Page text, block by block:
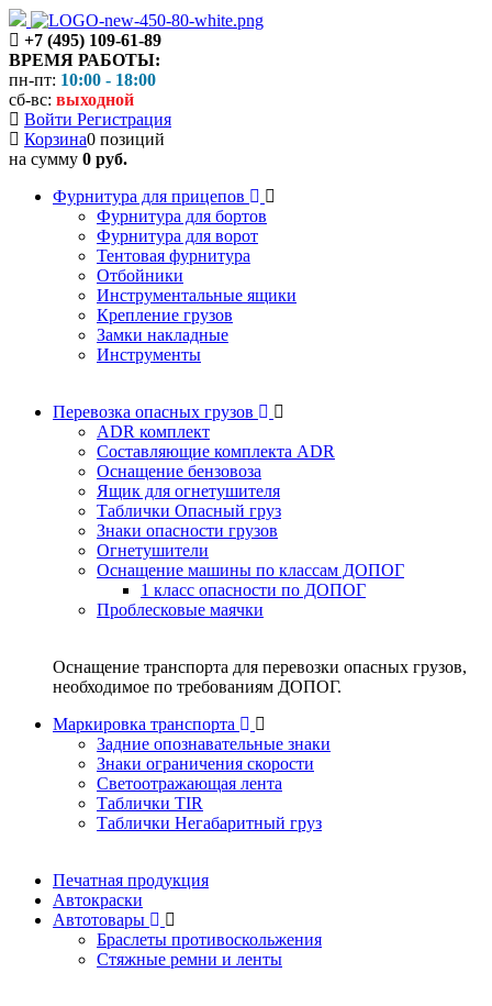
+7 (495) 109-61-89
ВРЕМЯ РАБОТЫ:
пн-пт: 10:00 - 18:00
сб-вс: выходной
Войти Регистрация
Корзина0 позиций
на сумму 0 руб.
Фурнитура для прицепов
Фурнитура для бортов
Фурнитура для ворот
Тентовая фурнитура
Отбойники
Инструментальные ящики
Крепление грузов
Замки накладные
Инструменты
Перевозка опасных грузов
ADR комплект
Составляющие комплекта ADR
Оснащение бензовоза
Ящик для огнетушителя
Таблички Опасный груз
Знаки опасности грузов
Огнетушители
Оснащение машины по классам ДОПОГ
1 класс опасности по ДОПОГ
Проблесковые маячки
Оснащение транспорта для перевозки опасных грузов,
необходимое по требованиям ДОПОГ.
Маркировка транспорта
Задние опознавательные знаки
Знаки ограничения скорости
Светоотражающая лента
Таблички TIR
Таблички Негабаритный груз
Печатная продукция
Автокраски
Автотовары
Браслеты противоскольжения
Стяжныe ремни и ленты